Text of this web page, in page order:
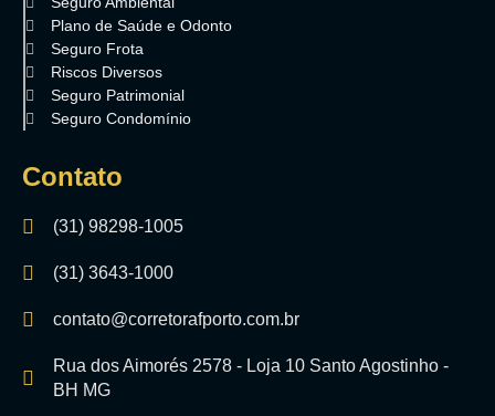
Plano de Saúde e Odonto
Seguro Frota
Riscos Diversos
Seguro Patrimonial
Seguro Condomínio
Contato
(31) 98298-1005
(31) 3643-1000
contato@corretorafporto.com.br
Rua dos Aimorés 2578 - Loja 10 Santo Agostinho -
BH MG